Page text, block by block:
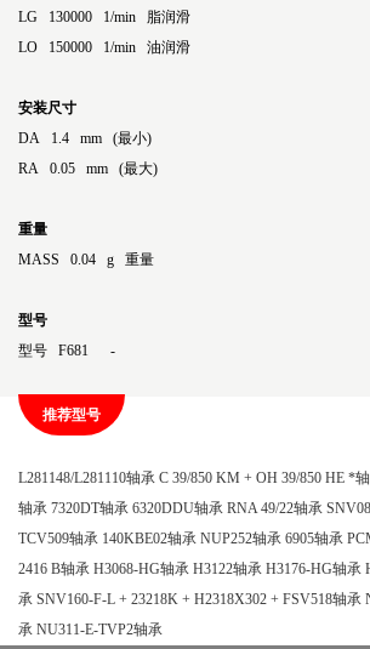
LG 130000 1/min 脂润滑
LO 150000 1/min 油润滑
安装尺寸
DA 1.4 mm (最小)
RA 0.05 mm (最大)
重量
MASS 0.04 g 重量
型号
型号 F681 -
推荐型号
L281148/L281110轴承 C 39/850 KM + OH 39/850 HE *
轴承 7320DT轴承 6320DDU轴承 RNA 49/22轴承
TCV509轴承 140KBE02轴承 NUP252轴承 6905轴承
2416 B轴承 H3068-HG轴承 H3122轴承 H3176-HG轴承
承 SNV160-F-L + 23218K + H2318X302 + FSV518轴承
承 NU311-E-TVP2轴承